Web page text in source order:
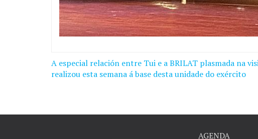
Navegación
A especial relación entre Tui e a BRILAT plasmada na
realizou esta semana á base desta unidade do exército
AGENDA